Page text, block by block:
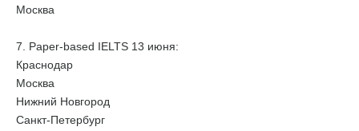
Москва
7. Paper-based IELTS 13 июня:
Краснодар
Москва
Нижний Новгород
Санкт-Петербург